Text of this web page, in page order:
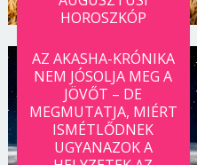
HOROSZKÓP
AZ AKASHA-KRÓNIKA
NEM JÓSOLJA MEG A
JÖVŐT – DE
MEGMUTATJA, MIÉRT
ISMÉTLŐDNEK
UGYANAZOK A